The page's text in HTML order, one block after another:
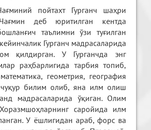
пойтахт Гурганч шаҳри
деб юритилган кентда
таълимни ўзи туғилган
Гурганч мадрасаларида
қилдирган. У Гурганчда энг
раҳбарлигида тарбия топиб,
геометрия, география
билим олиб, яна илм олиш
мадрасаларида ўқиган. Олим
саройида илм
У ёшлигидан араб, форс ва